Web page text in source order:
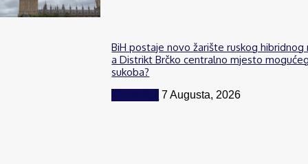
BiH postaje novo žarište ruskog hibridnog
a Distrikt Brčko centralno mjesto
sukoba?
7 Augusta, 2026